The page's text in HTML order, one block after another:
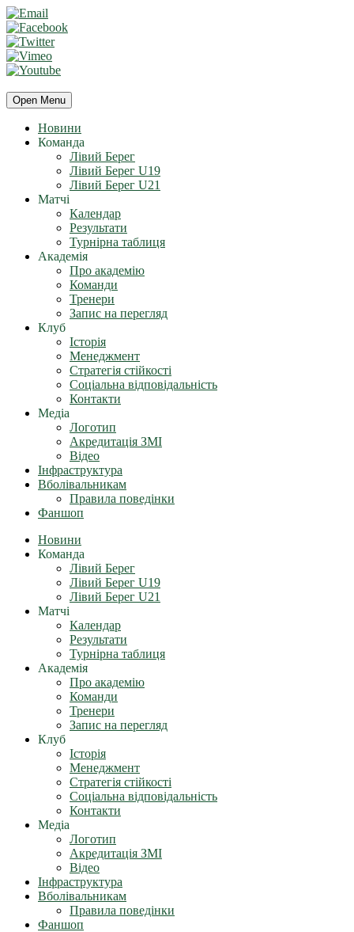
Open Menu
Новини
Команда
Лівий Берег
Лівий Берег U19
Лівий Берег U21
Матчі
Календар
Результати
Турнірна таблиця
Академія
Про академію
Команди
Тренери
Запис на перегляд
Клуб
Історія
Менеджмент
Стратегія стійкості
Соціальна відповідальність
Контакти
Медіа
Логотип
Акредитація ЗМІ
Відео
Інфраструктура
Вболівальникам
Правила поведінки
Фаншоп
Новини
Команда
Лівий Берег
Лівий Берег U19
Лівий Берег U21
Матчі
Календар
Результати
Турнірна таблиця
Академія
Про академію
Команди
Тренери
Запис на перегляд
Клуб
Історія
Менеджмент
Стратегія стійкості
Соціальна відповідальність
Контакти
Медіа
Логотип
Акредитація ЗМІ
Відео
Інфраструктура
Вболівальникам
Правила поведінки
Фаншоп